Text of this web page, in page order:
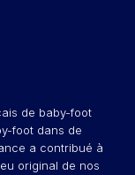
de baby-foot
foot dans de
a contribué à
original de nos